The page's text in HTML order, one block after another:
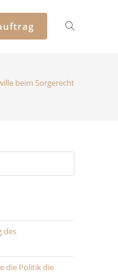
beim Sorgerecht
des
die Politik die